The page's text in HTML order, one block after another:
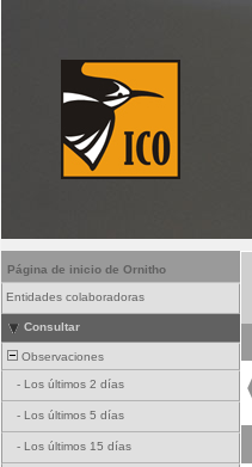
Página de inicio de Ornitho
Entidades colaboradoras
Consultar
Observaciones
- Los últimos 2 días
- Los últimos 5 días
- Los últimos 15 días